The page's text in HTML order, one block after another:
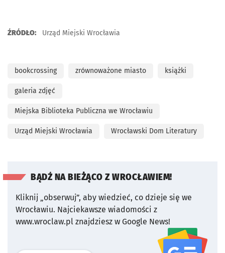
ŹRÓDŁO: Urząd Miejski Wrocławia
bookcrossing zrównoważone miasto książki
galeria zdjęć
Miejska Biblioteka Publiczna we Wrocławiu
Urząd Miejski Wrocławia Wrocławski Dom Literatury
BĄDŹ NA BIEŻĄCO Z WROCŁAWIEM!
Kliknij „obserwuj”, aby wiedzieć, co dzieje się we
Wrocławiu. Najciekawsze wiadomości z
www.wroclaw.pl znajdziesz w Google News!